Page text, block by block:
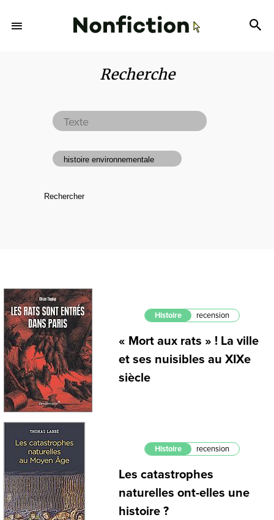
Recherche
Histoire recension
« Mort aux rats » ! La ville
et ses nuisibles au XIXe
siècle
Histoire recension
Les catastrophes
naturelles ont-elles une
histoire ?